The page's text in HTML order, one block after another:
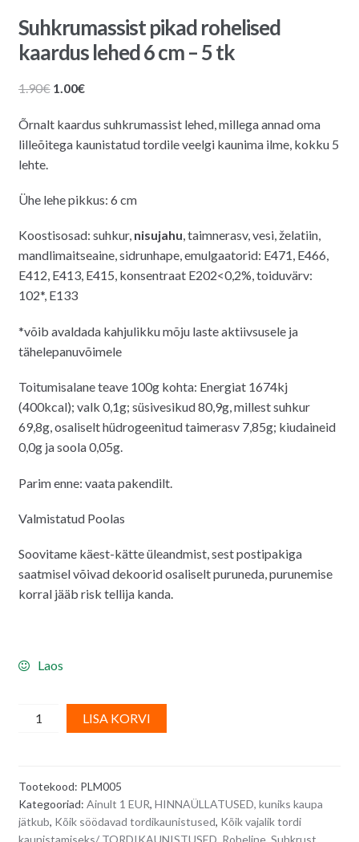
Suhkrumassist pikad rohelised
kaardus lehed 6 cm – 5 tk
1.90€ Algne
oli:
1.90€.
1.00€Praegune
on:
1.00€.
Õrnalt kaardus suhkrumassist lehed, millega annad oma
lilleõitega kaunistatud tordile veelgi kaunima ilme, kokku 5
lehte.
Ühe lehe pikkus: 6 cm
Koostisosad: suhkur, nisujahu, taimnerasv, vesi, želatiin,
mandlimaitseaine, sidrunhape, emulgaatorid: E471, E466,
E412, E413, E415, konsentraat E202<0,2%, toiduvärv:
102*, E133
*võib avaldada kahjulikku mõju laste aktiivsusele ja
tähelepanuvõimele
Toitumisalane teave 100g kohta: Energiat 1674kj
(400kcal); valk 0,1g; süsivesikud 80,9g, millest suhkur
69,8g, osaliselt hüdrogeenitud taimerasv 7,85g; kiudaineid
0,0g ja soola 0,05g.
Parim enne: vaata pakendilt.
Valmistatud Poolas
Soovitame käest-kätte üleandmist, sest postipakiga
saatmisel võivad dekoorid osaliselt puruneda, purunemise
korral jääb risk tellija kanda.
Laos
Suhkrumassist
lehed
6
cm
LISA KORVI
a
Tootekood: PLM005
Kategooriad: Ainult 1 EUR, HINNAÜLLATUSED, kuniks kaupa
jätkub, Kõik söödavad tordikaunistused, Kõik vajalik tordi